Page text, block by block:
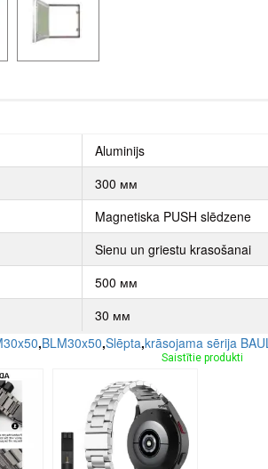
Aluminijs
300 мм
Magnetiska PUSH slēdzene
Sienu un griestu krasošanai
500 мм
30 мм
,BLM30x50,Slēpta,krāsojama sērija
Saistītie produkti